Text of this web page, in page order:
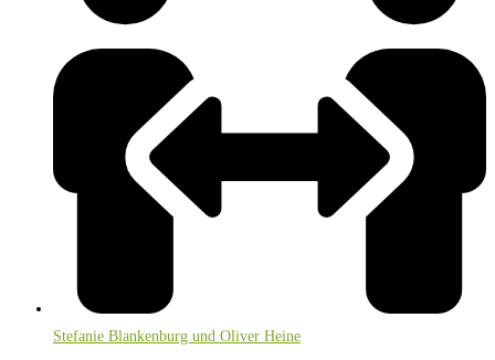
Stefanie Blankenburg und Oliver Heine